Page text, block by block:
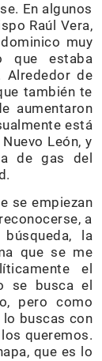
En algunos
Raúl Vera,
muy
que estaba
Alrededor de
también te
aumentaron
está
León, y
de gas del
se empiezan
a
la
que se me
el
se busca el
pero como
lo buscas con
queremos.
que es lo